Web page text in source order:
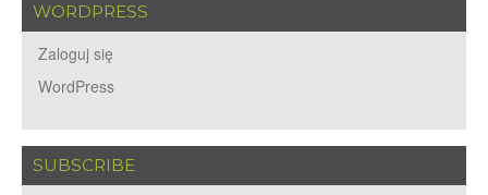
WORDPRESS
Zaloguj się
WordPress
SUBSCRIBE